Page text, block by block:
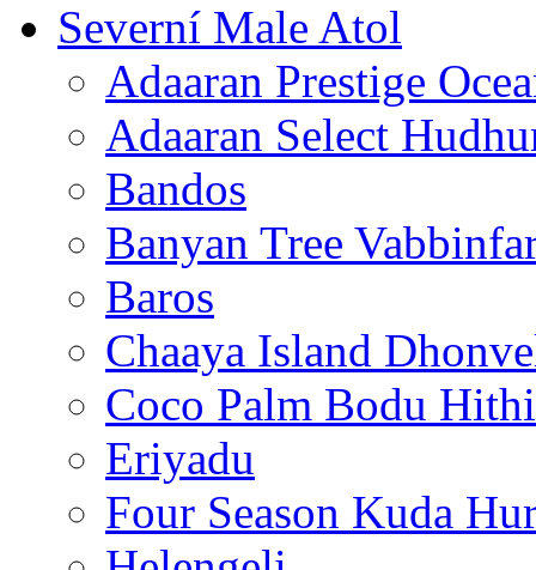
Severní Male Atol
Adaaran Prestige
Adaaran Select
Bandos
Banyan Tree
Baros
Chaaya Island
Coco Palm Bodu Hithi
Eriyadu
Four Season Kuda